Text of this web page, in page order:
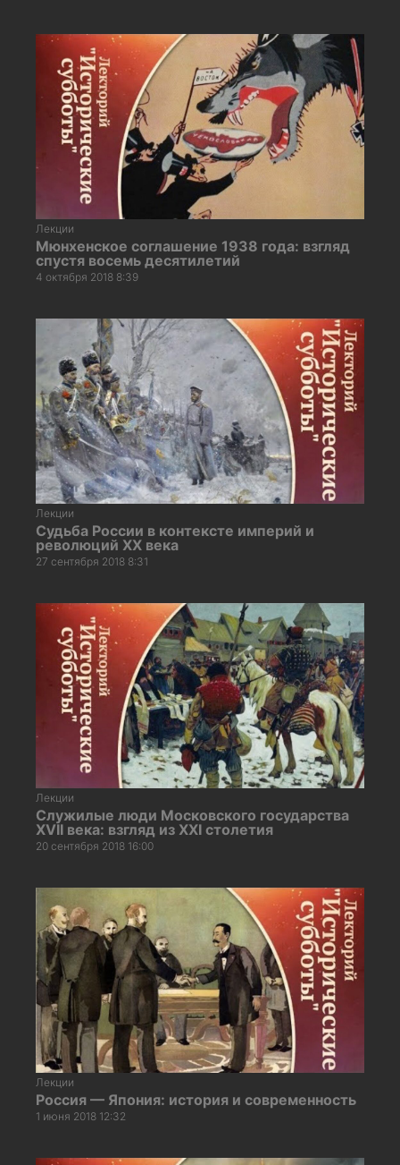
Лекции
Мюнхенское соглашение 1938 года: взгляд
спустя восемь десятилетий
4 октября 2018 8:39
Лекции
Судьба России в контексте империй и
революций ХХ века
27 сентября 2018 8:31
Лекции
Служилые люди Московского государства
XVII века: взгляд из XХI столетия
20 сентября 2018 16:00
Лекции
Россия — Япония: история и современность
1 июня 2018 12:32